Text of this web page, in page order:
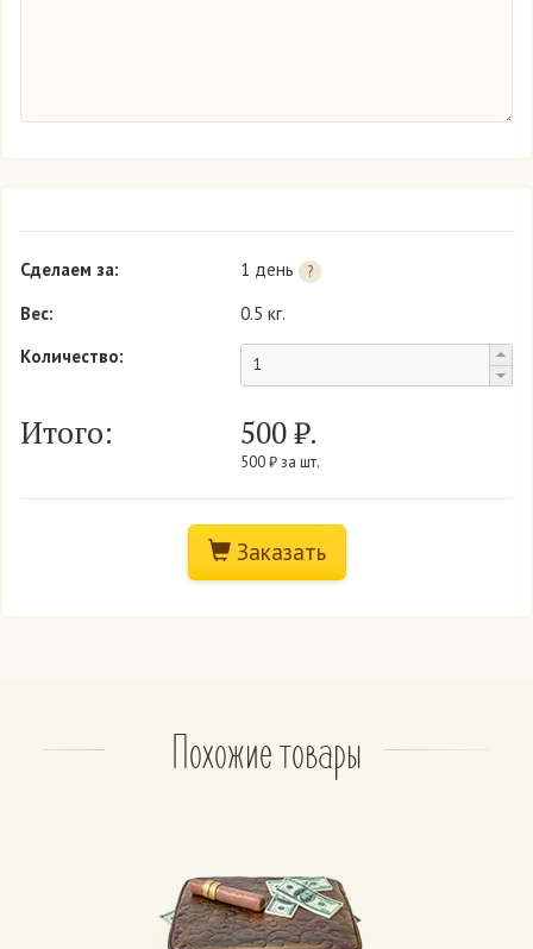
Сделаем за: 1 день ?
Вес:
0.5 кг.
Количество:
Итого: 500₽.
500 ₽ за шт.
Заказать
Похожие товары